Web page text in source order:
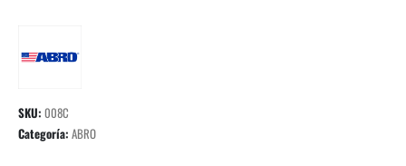
SKU:008C
Categoría:ABRO